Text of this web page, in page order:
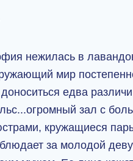
нежилась в
мир
доноситься едва
зал с
кружащиеся
за молодой